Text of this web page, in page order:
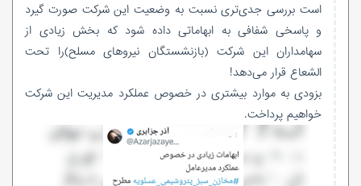
است بررسی جدی‌تری نسبت به وضعیت این شرکت صورت گیرد
و پاسخی شفافی به ابهاماتی داده شود که بخش زیادی از
سهامداران این شرکت (بازنشستگان نیروهای مسلح)را تحت
الشعاع قرار می‌دهد!
بزودی به موارد بیشتری در خصوص عملکرد مدیریت این شرکت
خواهیم پرداخت.